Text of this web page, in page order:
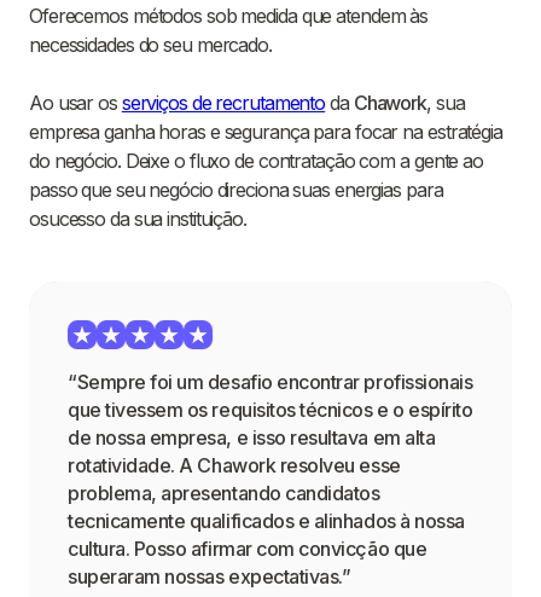
Oferecemos métodos sob medida que atendem às
necessidades do seu mercado.
Ao usar os serviços de recrutamento da Chawork, sua
empresa ganha horas e segurança para focar na estratégia
do negócio. Deixe o fluxo de contratação com a gente ao
passo que seu negócio direciona suas energias para
osucesso da sua instituição.
“Sempre foi um desafio encontrar profissionais
que tivessem os requisitos técnicos e o espírito
de nossa empresa, e isso resultava em alta
rotatividade. A Chawork resolveu esse
problema, apresentando candidatos
tecnicamente qualificados e alinhados à nossa
cultura. Posso afirmar com convicção que
superaram nossas expectativas.”